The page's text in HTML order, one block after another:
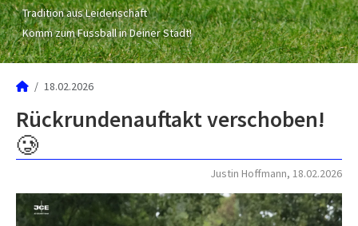
Tradition aus Leidenschaft
Komm zum Fussball in Deiner Stadt!
18.02.2026
Rückrundenauftakt verschoben!
🥲
Justin Hoffmann, 18.02.2026